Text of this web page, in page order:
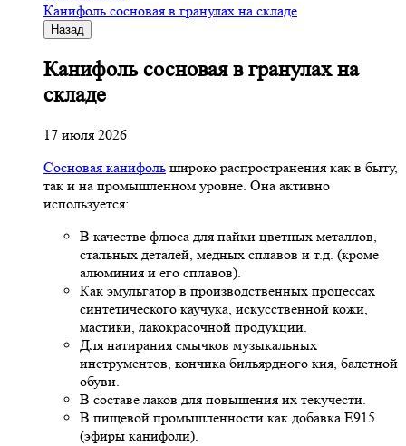
Канифоль сосновая в гранулах на складе
Назад
Канифоль сосновая в гранулах на
складе
17 июля 2026
Сосновая канифоль широко распространения как в быту,
так и на промышленном уровне. Она активно
используется:
В качестве флюса для пайки цветных металлов,
стальных деталей, медных сплавов и т.д. (кроме
алюминия и его сплавов).
Как эмульгатор в производственных процессах
синтетического каучука, искусственной кожи,
мастики, лакокрасочной продукции.
Для натирания смычков музыкальных
инструментов, кончика бильярдного кия, балетной
обуви.
В составе лаков для повышения их текучести.
В пищевой промышленности как добавка Е915
(эфиры канифоли).